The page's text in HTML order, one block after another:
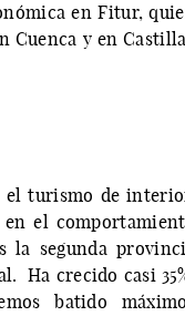
en Fitur,
Cuenca y en
el turismo de
el
segunda
Ha crecido casi
batido